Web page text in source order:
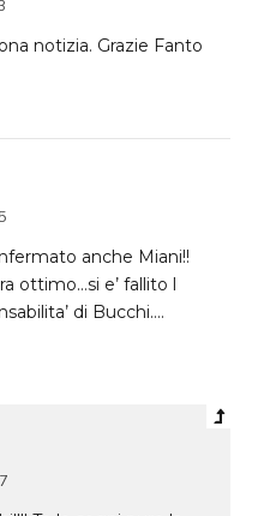
notizia. Grazie Fanto
anche Miani!!
ottimo…si e’ fallito l
di Bucchi….